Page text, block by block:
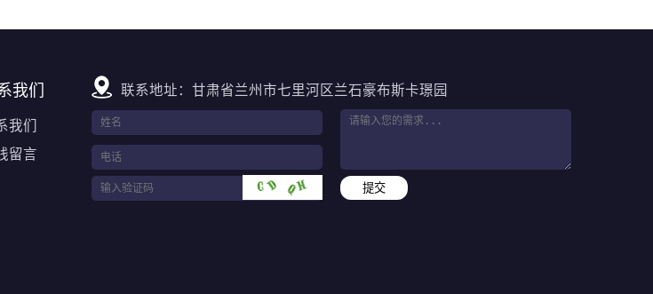
我们
我们
留言
联系地址：甘肃省兰州市七里河区兰石豪布斯卡璟园
提交